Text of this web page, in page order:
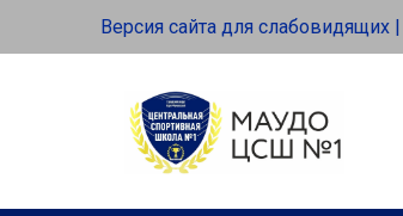
Версия сайта для слабовидящих |